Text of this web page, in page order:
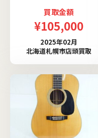
買取金額
¥105,000
2025年02月
北海道札幌市店頭買取